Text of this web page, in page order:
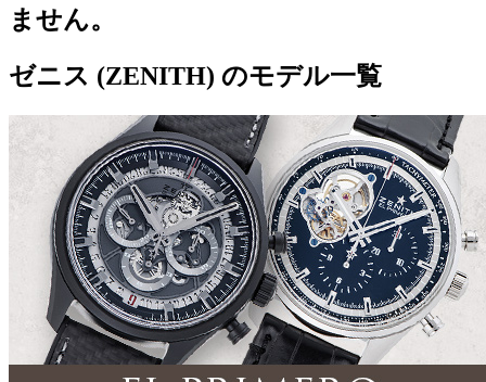
ません。
ゼニス (ZENITH) のモデル一覧